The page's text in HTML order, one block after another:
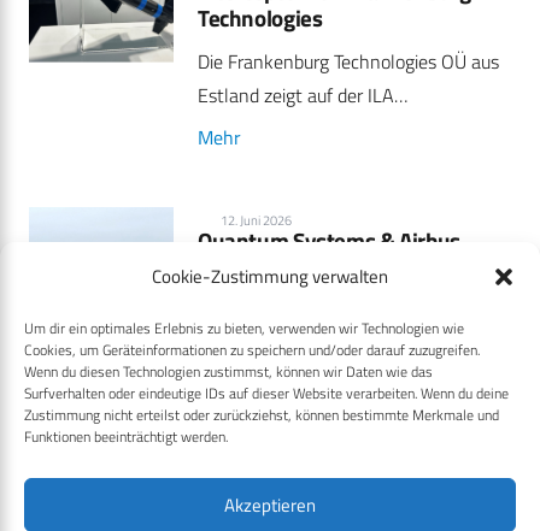
Cookie-Zustimmung verwalten
Um dir ein optimales Erlebnis zu bieten, verwenden wir Technologien wie
Cookies, um Geräteinformationen zu speichern und/oder darauf zuzugreifen.
Wenn du diesen Technologien zustimmst, können wir Daten wie das
Surfverhalten oder eindeutige IDs auf dieser Website verarbeiten. Wenn du deine
Zustimmung nicht erteilst oder zurückziehst, können bestimmte Merkmale und
Funktionen beeinträchtigt werden.
Akzeptieren
Technologies
Die Frankenburg Technologies OÜ aus
Estland zeigt auf der ILA…
Mehr
12. Juni 2026
Quantum Systems & Airbus
integrieren C-UAS auf
Hubschraubern
Airbus Helicopters und Quantum
Systems haben auf der ILA Berlin…
Mehr
AIR DEFENCE STRATEGIE